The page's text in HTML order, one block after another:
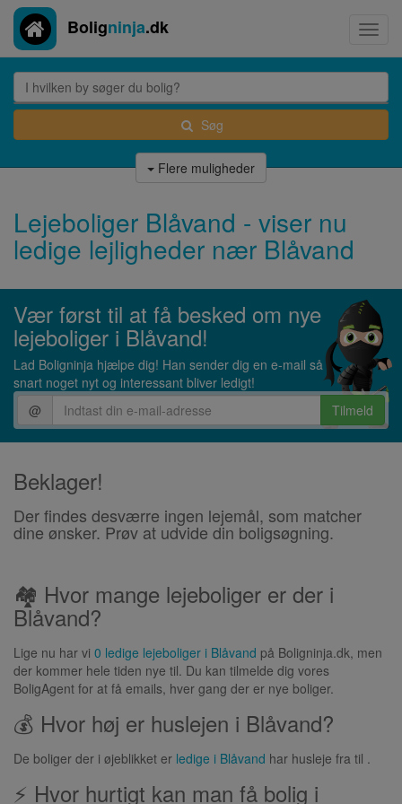
Boligninja.dk
Søg
Flere muligheder
Lejeboliger Blåvand - viser nu
ledige lejligheder nær Blåvand
Vær først til at få besked om nye
lejeboliger i Blåvand!
Lad Boligninja hjælpe dig! Han sender dig en e-mail så
snart noget nyt og interessant bliver ledigt!
@
Tilmeld
Beklager!
Der findes desværre ingen lejemål, som matcher
dine ønsker. Prøv at udvide din boligsøgning.
🏘 Hvor mange lejeboliger er der i
Blåvand?
Lige nu har vi 0 ledige lejeboliger i Blåvand på Boligninja.dk, men
der kommer hele tiden nye til. Du kan tilmelde dig vores
BoligAgent for at få emails, hver gang der er nye boliger.
💰 Hvor høj er huslejen i Blåvand?
De boliger der i øjeblikket er ledige i Blåvand har husleje fra til .
⚡ Hvor hurtigt kan man få bolig i